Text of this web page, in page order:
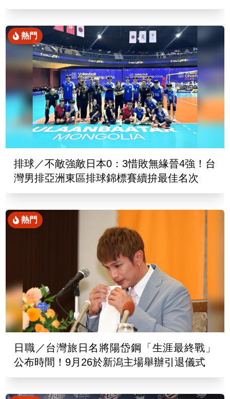
熱門
排球／不敵強敵日本0：3惜敗無緣晉4強！台
灣男排亞洲東區排球錦標賽續拚最佳名次
熱門
日職／台灣旅日名將陽岱鋼「生涯最終戰」
公布時間！9月26於新潟主場舉辦引退儀式